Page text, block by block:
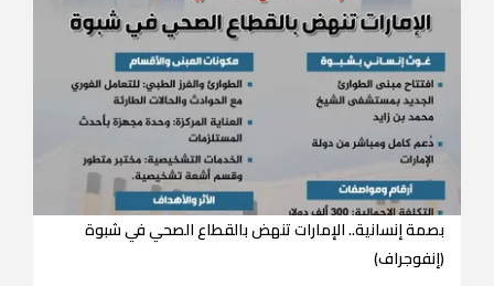
بصمة إنسانية.. الإمارات تنهض بالقطاع الصحي في شبوة
(إنفوجراف)